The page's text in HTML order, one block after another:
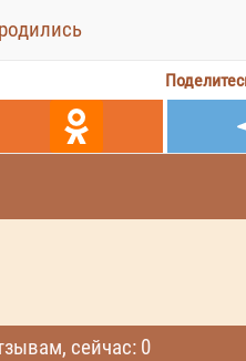
сейчас: 0